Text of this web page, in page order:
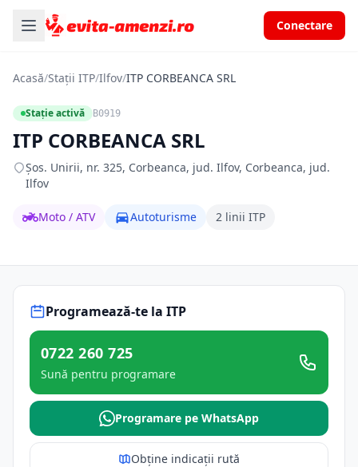
Conectare
Acasă/Stații ITP/Ilfov/ITP CORBEANCA SRL
Stație activă B0919
ITP CORBEANCA SRL
Şos. Unirii, nr. 325, Corbeanca, jud. Ilfov, Corbeanca, jud.
Ilfov
Moto / ATV Autoturisme 2 linii ITP
Programează-te la ITP
0722 260 725
Sună pentru programare
Programare pe WhatsApp
Obține indicații rută